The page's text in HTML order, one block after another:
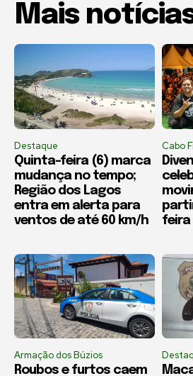
Mais
Destaque
Quinta-feira (6) marca
mudança no tempo;
Região dos Lagos
entra em alerta para
ventos de até 60 km/h
Cabo
feira
Armação dos Búzios
Roubos e furtos caem